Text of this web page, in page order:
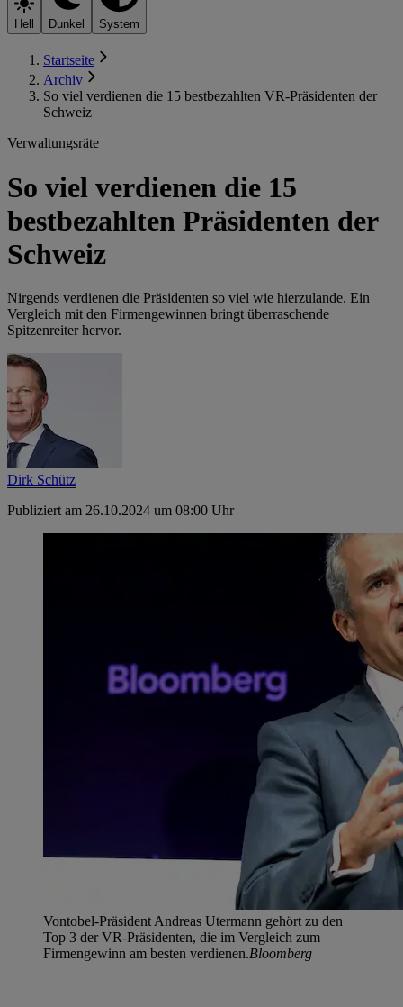
Hell Dunkel System
Startseite
Archiv
So viel verdienen die 15 bestbezahlten VR-Präsidenten der
Schweiz
Verwaltungsräte
So viel verdienen die 15
bestbezahlten Präsidenten der
Schweiz
Nirgends verdienen die Präsidenten so viel wie hierzulande. Ein
Vergleich mit den Firmen­gewinnen bringt überraschende
Spitzenreiter hervor.
Dirk Schütz
Publiziert am 26.10.2024 um 08:00 Uhr
Vontobel-Präsident Andreas Utermann gehört zu den
Top 3 der VR-Präsidenten, die im Vergleich zum
Firmengewinn am besten verdienen.Bloomberg